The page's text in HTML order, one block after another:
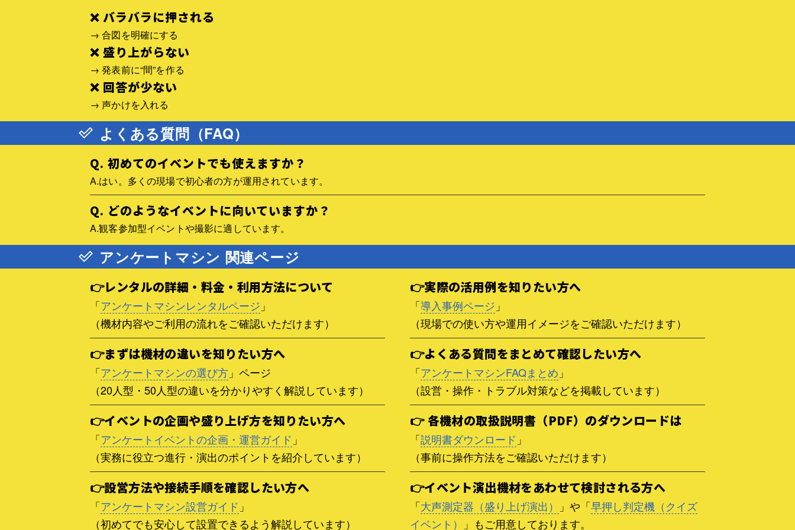
❌ バラバラに押される
→ 合図を明確にする
❌ 盛り上がらない
→ 発表前に“間”を作る
❌ 回答が少ない
→ 声かけを入れる
よくある質問（FAQ）
Q. 初めてのイベントでも使えますか？
A.はい。多くの現場で初心者の方が運用されています。
Q. どのようなイベントに向いていますか？
A.観客参加型イベントや撮影に適しています。
アンケートマシン 関連ページ
👉レンタルの詳細・料金・利用方法について
「アンケートマシンレンタルページ 」
（機材内容やご利用の流れをご確認いただけます）
👉まずは機材の違いを知りたい方へ
「アンケートマシンの選び方 」ページ
（20人型・50人型の違いを分かりやすく解説しています）
👉イベントの企画や盛り上げ方を知りたい方へ
「アンケートイベントの企画・運営ガイド 」
（実務に役立つ進行・演出のポイントを紹介しています）
👉設営方法や接続手順を確認したい方へ
「アンケートマシン設営ガイド 」
（初めてでも安心して設置できるよう解説しています）
👉実際の活用例を知りたい方へ
「導入事例ページ 」
（現場での使い方や運用イメージをご確認いただけます）
👉よくある質問をまとめて確認したい方へ
「アンケートマシンFAQまとめ 」
（設営・操作・トラブル対策などを掲載しています）
👉 各機材の取扱説明書（PDF）のダウンロードは
「説明書ダウンロード 」
（事前に操作方法をご確認いただけます）
👉イベント演出機材をあわせて検討される方へ
「大声測定器（盛り上げ演出） 」や「早押し判定機（クイズ
イベント）
」もご用意しております。